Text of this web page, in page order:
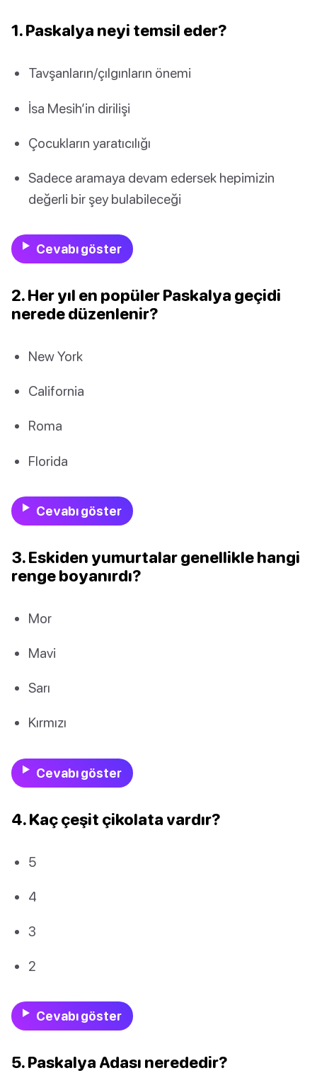
1. Paskalya neyi temsil eder?
Tavşanların/çılgınların önemi
İsa Mesih’in dirilişi
Çocukların yaratıcılığı
Sadece aramaya devam edersek hepimizin
değerli bir şey bulabileceği
Cevabı göster
2. Her yıl en popüler Paskalya geçidi
nerede düzenlenir?
New York
California
Roma
Florida
Cevabı göster
3. Eskiden yumurtalar genellikle hangi
renge boyanırdı?
Mor
Mavi
Sarı
Kırmızı
Cevabı göster
4. Kaç çeşit çikolata vardır?
5
4
3
2
Cevabı göster
5. Paskalya Adası nerededir?